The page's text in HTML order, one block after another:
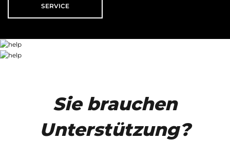
SERVICE
Sie brauchen
Unterstützung?